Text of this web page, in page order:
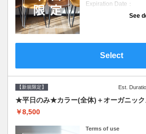
Expiration Date：
新規限定の平日のみ
平日クーポン●シャン
提案させて頂きます●
See
Select
【新規限定】 Est.
★平日のみ★カラー(全体)＋オーガニック
￥8,500
Terms of use